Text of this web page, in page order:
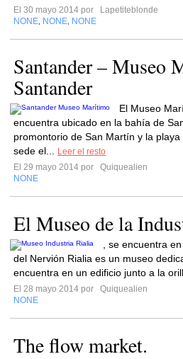
El 30 mayo 2014 por
Lapetiteblonde
NONE NONE NONE
Santander – Museo
Santander
El Museo
encuentra ubicado en la bahía de
promontorio de San Martín y la
sede el...
Leer el resto
El 29 mayo 2014 por
Quiquealien
NONE
El Museo de la
, se encuentra
del Nervión Rialia es un museo
encuentra en un edificio junto a la
El 28 mayo 2014 por
Quiquealien
NONE
The flow market.